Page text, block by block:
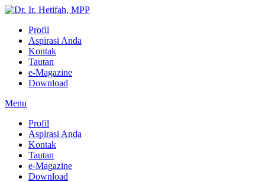
Profil
Aspirasi Anda
Kontak
Tautan
e-Magazine
Download
Menu
Profil
Aspirasi Anda
Kontak
Tautan
e-Magazine
Download